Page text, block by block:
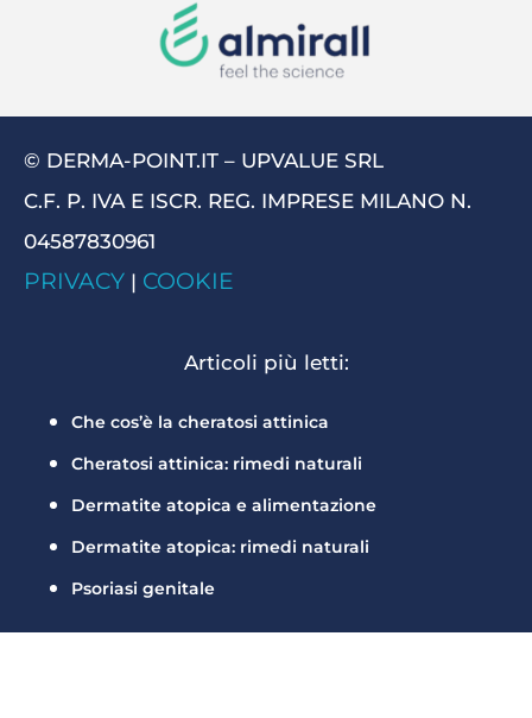
© DERMA-POINT.IT – UPVALUE SRL
C.F. P. IVA E ISCR. REG. IMPRESE MILANO N.
04587830961
PRIVACY | COOKIE
Articoli più letti:
Che cos’è la cheratosi attinica
Cheratosi attinica: rimedi naturali
Dermatite atopica e alimentazione
Dermatite atopica: rimedi naturali
Psoriasi genitale